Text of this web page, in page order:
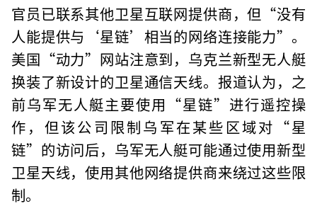
官员已联系其他卫星互联网提供商，但“没有
人能提供与‘星链’相当的网络连接能力”。
美国“动力”网站注意到，乌克兰新型无人艇
换装了新设计的卫星通信天线。报道认为，之
前乌军无人艇主要使用“星链”进行遥控操
作，但该公司限制乌军在某些区域对“星
链”的访问后，乌军无人艇可能通过使用新型
卫星天线，使用其他网络提供商来绕过这些限
制。